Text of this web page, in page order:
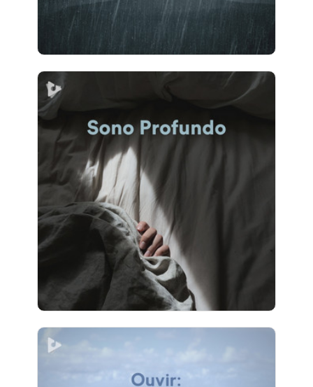
Sono Profundo
Info
Jogar
4 seguidores
Ouvir: Ondas do Mar